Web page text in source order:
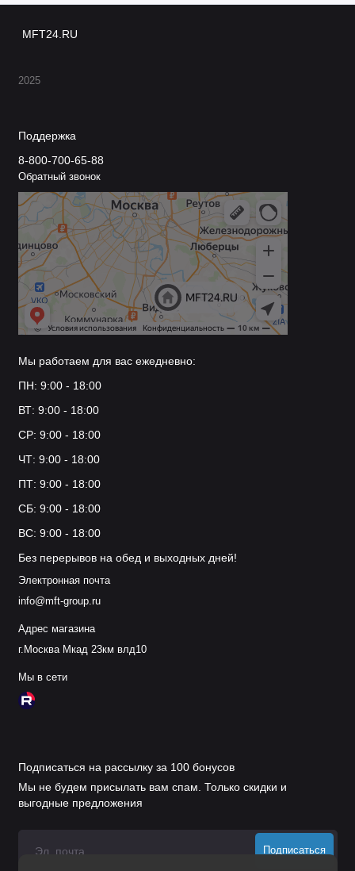
Существует несколько простых правил, которые
помогут не только создать красивый маникюр
MFT24.RU
2025
Поддержка
8-800-700-65-88
Обратный звонок
Мы работаем для вас ежедневно:
ПН: 9:00 - 18:00
ВТ: 9:00 - 18:00
СР: 9:00 - 18:00
ЧТ: 9:00 - 18:00
ПТ: 9:00 - 18:00
СБ: 9:00 - 18:00
ВС: 9:00 - 18:00
Без перерывов на обед и выходных дней!
Электронная почта
info@mft-group.ru
Адрес магазина
г.Москва Мкад 23км влд10
Мы в сети
Подписаться на рассылку за 100 бонусов
Мы не будем присылать вам спам. Только скидки и
выгодные предложения
Подписаться